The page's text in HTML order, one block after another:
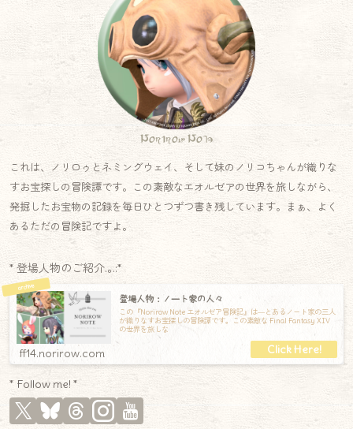
Norirow Note
これは、ノリロゥとネミングウェイ、そして妹のノリコちゃんが織りな
すお宝探しの冒険譚です。この素敵なエオルゼアの世界を旅しながら、
発掘したお宝物の記録を毎日ひとつずつ書き残しています。まぁ、よく
あるただの冒険記ですよ。
* 登場人物のご紹介.｡.:*
登場人物：ノート家の人々
この『Norirow Note エオルゼア冒険記』は―とあるノート家の三人
が織りなすお宝探しの冒険譚です。この素敵な Final Fantasy XIV
の世界を旅しな
ff14.norirow.com
* Follow me! *